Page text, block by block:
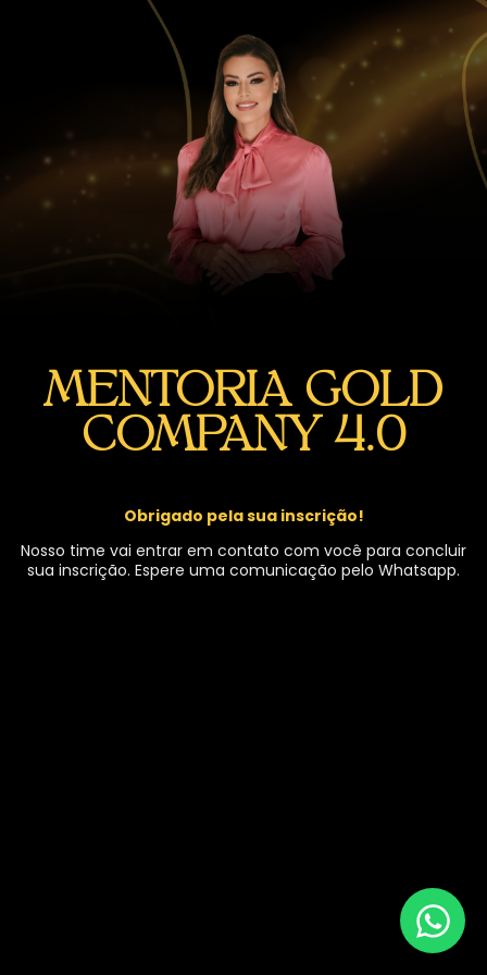
MENTORIA GOLD
COMPANY 4.0
Obrigado pela sua inscrição!
Nosso time vai entrar em contato com você para concluir
sua inscrição. Espere uma comunicação pelo Whatsapp.